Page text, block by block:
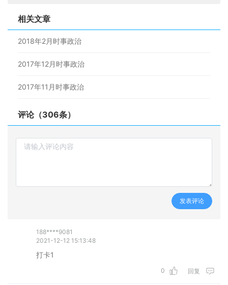
相关文章
2018年2月时事政治
2017年12月时事政治
2017年11月时事政治
评论（306条）
发表评论
188****9081
2021-12-12 15:13:48
打卡1
0 回复